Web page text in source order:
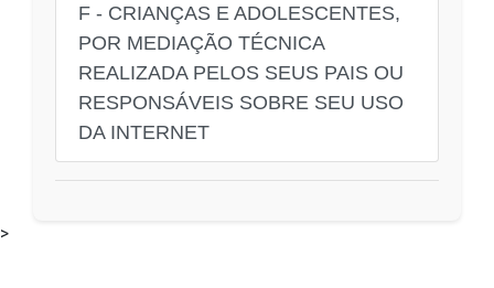
F - CRIANÇAS E ADOLESCENTES,
POR MEDIAÇÃO TÉCNICA
REALIZADA PELOS SEUS PAIS OU
RESPONSÁVEIS SOBRE SEU USO
DA INTERNET
>